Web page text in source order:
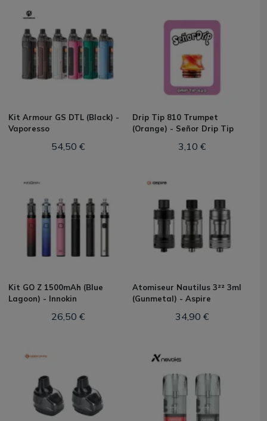
Kit Armour GS DTL (Black) -
Vaporesso
54,50 €
Drip Tip 810 Trumpet
(Orange) - Señor Drip Tip
3,10 €
Kit GO Z 1500mAh (Blue
Lagoon) - Innokin
26,50 €
Atomiseur Nautilus 3²² 3ml
(Gunmetal) - Aspire
34,90 €